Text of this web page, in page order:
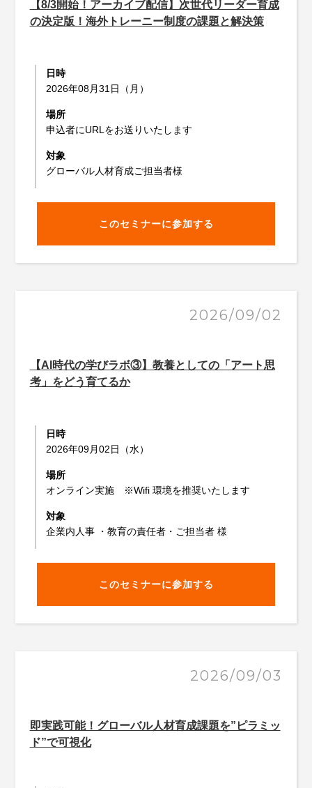
【8/3開始！アーカイブ配信】次世代リーダー育成
の決定版！海外トレーニー制度の課題と解決策
日時
2026年08月31日（月）
場所
申込者にURLをお送りいたします
対象
グローバル人材育成ご担当者様
このセミナーに参加する
2026/09/02
【AI時代の学びラボ③】教養としての「アート思
考」をどう育てるか
日時
2026年09月02日（水）
場所
オンライン実施 ※Wifi 環境を推奨いたします
対象
企業内人事 ・教育の責任者・ご担当者 様
このセミナーに参加する
2026/09/03
即実践可能！グローバル人材育成課題を”ピラミッ
ド”で可視化